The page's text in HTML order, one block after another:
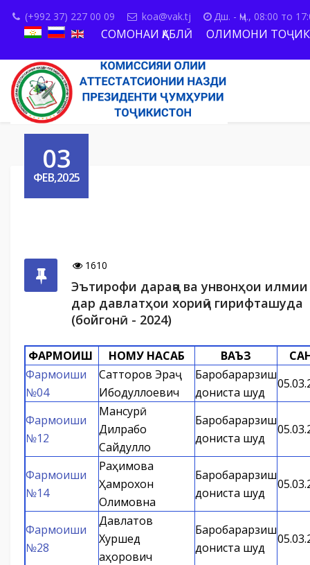
(+992 37) 227 00 09 koa@vak.tj Дш. - Ҷм., 08:00 то
СОМОНАИ ҚАБЛӢ ОЛИМОНИ ТОҶИК
03
ФЕВ,2025
1610
Эътирофи дараҷа ва унвонҳои илмии
дар давлатҳои хориҷӣ гирифташуда
(бойгонӣ - 2024)
ФАРМОИШ НОМУ НАСАБ ВАЪЗ
Фармоиши
№04
Сатторов Эраҷ
Ибодуллоевич
Баробарарзиш
дониста шуд
Фармоиши
№12
Мансурӣ
Дилрабо
Сайдулло
Баробарарзиш
дониста шуд
Фармоиши
№14
Раҳимова
Ҳамрохон
Олимовна
Баробарарзиш
дониста шуд
Фармоиши
№28
Давлатов
Хуршед
Қаҳорович
Баробарарзиш
дониста шуд